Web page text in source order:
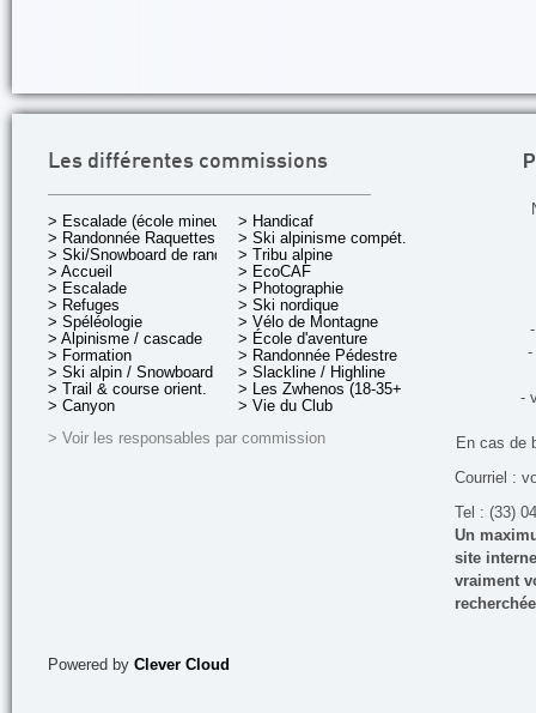
Les différentes commissions
> Escalade (école mineurs)
> Randonnée Raquettes
> Ski/Snowboard de rando.
> Accueil
> Escalade
> Refuges
> Spéléologie
> Alpinisme / cascade
> Formation
> Ski alpin / Snowboard
> Trail & course orient.
> Canyon
> Handicaf
> Ski alpinisme compét.
> Tribu alpine
> EcoCAF
> Photographie
> Ski nordique
> Vélo de Montagne
> École d'aventure
> Randonnée Pédestre
> Slackline / Highline
> Les Zwhenos (18-35+ ans)
> Vie du Club
> Voir les responsables par commission
-
-
En cas de
Courriel :
Tel : (33)
Un
site
vraiment
Powered by Clever Cloud